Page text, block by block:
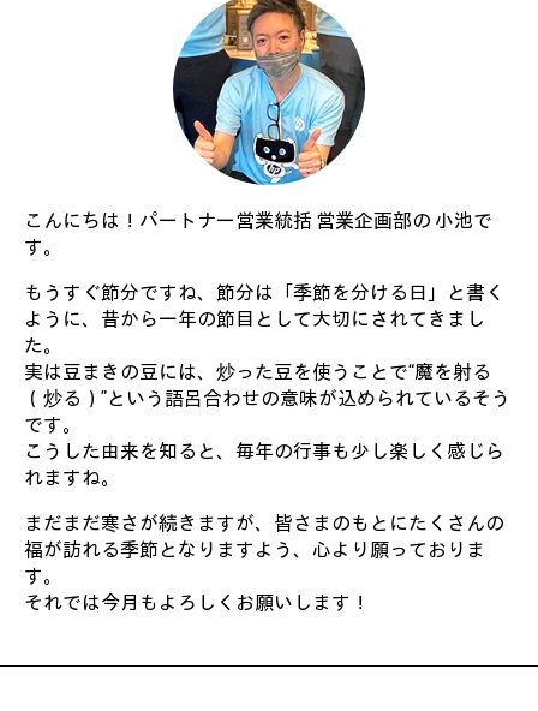
こんにちは！パートナー営業統括 営業企画部の 小池で
す。
もうすぐ節分ですね、節分は「季節を分ける日」と書く
ように、昔から一年の節目として大切にされてきまし
た。
実は豆まきの豆には、炒った豆を使うことで“魔を射る
（炒る）”という語呂合わせの意味が込められているそう
です。
こうした由来を知ると、毎年の行事も少し楽しく感じら
れますね。
まだまだ寒さが続きますが、皆さまのもとにたくさんの
福が訪れる季節となりますよう、心より願っておりま
す。
それでは今月もよろしくお願いします！